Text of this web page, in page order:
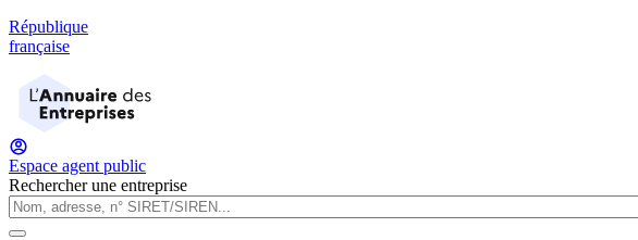
République
française
Espace agent public
Rechercher une entreprise